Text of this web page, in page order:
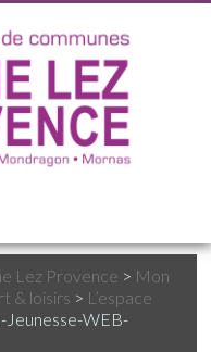
Lez Provence > Mon
& loisirs > L’espace
Jeunesse-WEB-